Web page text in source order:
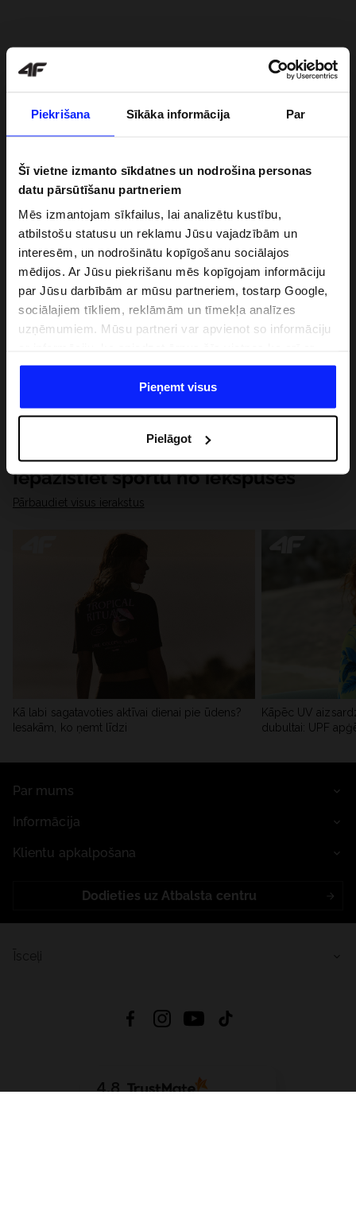
Piekrišana Sīkāka informācija Par
Šī vietne izmanto sīkdatnes un nodrošina personas
datu pārsūtīšanu partneriem
Mēs izmantojam sīkfailus, lai analizētu kustību,
atbilstošu statusu un reklamu Jūsu vajadzībām un
interesēm, un nodrošinātu kopīgošanu sociālajos
mēdijos. Ar Jūsu piekrišanu mēs kopīgojam informāciju
par Jūsu darbībām ar mūsu partneriem, tostarp Google,
sociālajiem tīkliem, reklāmām un tīmekļa analīzes
uzņēmumiem. Mūsu partneri var apvienot so informāciju
datiem, ko viņi iegūst, izmantojot viņu pakalpojumus. Ar
Jūsu atļauju, mēs varam pārsūtīt Jūsu personas datus
saviem partneriem, lai uzlabotu veidu, kadā tiek rādīta
saturu un uzlabotu mūsu partneru piedāvātos risinajumus
( piem. socialos tīklus). Detalizētu informāciju var atrast
mūsu Privātuma politikā un sadaļā "Detaļas".
Pieņemt visus
Pielāgot
Iepazīstiet sportu no iekšpuses
Pārbaudiet visus ierakstus
Kā labi sagatavoties aktīvai dienai pie ūdens?
Iesakām, ko ņemt līdzi
Kāpēc UV
dubultai: UPF
Par mums
Informācija
Klientu apkalpošana
Dodieties uz Atbalsta centru
4.8